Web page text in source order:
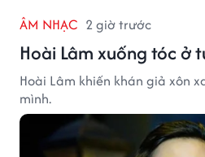
ÂM NHẠC 2 giờ trước
Hoài Lâm xuống tóc ở
Hoài Lâm khiến khán giả xôn
mình.